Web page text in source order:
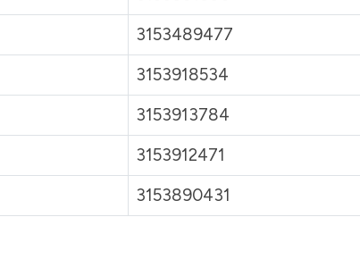
3153489477
3153918534
3153913784
3153912471
3153890431